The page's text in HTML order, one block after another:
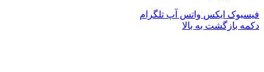
فیسبوک ایکس واتس آپ تلگرام
دکمه بازگشت به بالا